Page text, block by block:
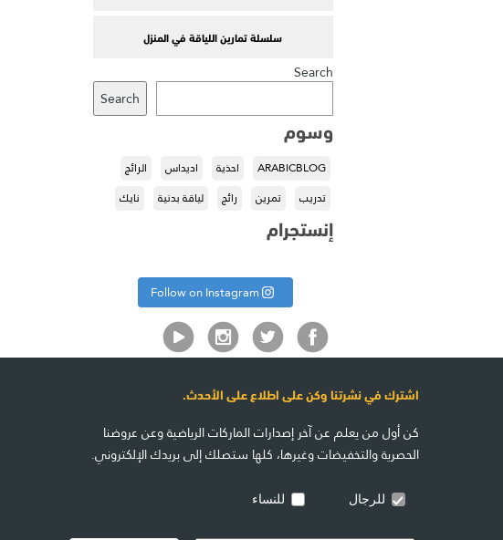
سلسلة تمارين اللياقة في المنزل
Search
Search
وسوم
ARABICBLOG احذية اديداس
الرائج
تدريب
تمرين رائج لياقة بدنية نايك
إنستجرام
Follow on Instagram
اشترك في نشرتنا وكن على اطلاع على الأحدث.
كن أول من يعلم عن آخر إصدارات الماركات الرياضية وعن عروضنا
الحصرية والتخفيضات وغيرها، كلها ستصلك إلى بريدك الإلكتروني.
للرجال للنساء